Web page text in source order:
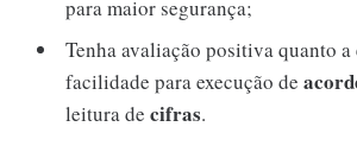
para maior segurança;
Tenha avaliação positiva quanto
facilidade para execução de
leitura decifras.